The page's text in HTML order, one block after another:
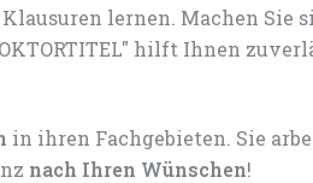
lernen. Machen
hilft Ihnen
in ihren Fachgebieten. Sie
nach Ihren Wünschen!